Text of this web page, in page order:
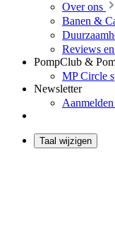
Over ons
Banen &
Reviews
PompClub &
MP Circle
Newsletter
Taal wijzigen